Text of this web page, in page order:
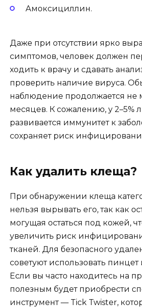
Амоксициллин.
Даже при отсутствии ярко
симптомов, человек должен
ходить к врачу и сдавать
проверить наличие вируса.
наблюдение продолжается не
месяцев. К сожалению, у 2–5%
развивается иммунитет к
сохраняет риск
Как удалить клеща?
При обнаружении клеща
нельзя вырывать его, так как
могущая остаться под кожей,
увеличить риск
тканей. Для безопасного
советуют использовать
Если вы часто находитесь на
полезным будет приобрести
инструмент — Tick Twister,